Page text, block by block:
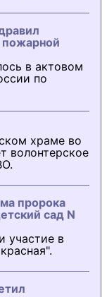
пожарной
в актовом
по
храме во
волонтерское
пророка
сад N
участие в